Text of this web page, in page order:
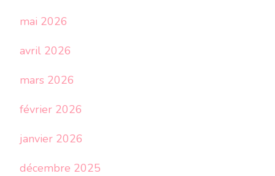
mai 2026
avril 2026
mars 2026
février 2026
janvier 2026
décembre 2025